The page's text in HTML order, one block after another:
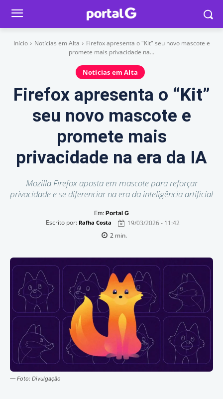
Início Notícias em Alta
Firefox apresenta o "Kit" seu novo mascote e
promete mais privacidade na...
Notícias em Alta
Firefox apresenta o “Kit”
seu novo mascote e
promete mais
privacidade na era da IA
Mozilla Firefox aposta em mascote para reforçar
privacidade e se diferenciar na era da inteligência artificial
Em: Portal G
Escrito por: Rafha Costa
19/03/2026 - 11:42
2min.
— Foto: Divulgação